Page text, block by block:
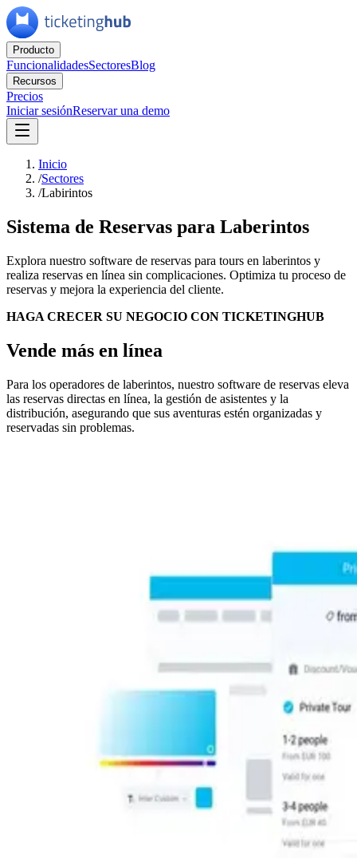
Producto
FuncionalidadesSectoresBlog
Recursos
Precios
Iniciar sesiónReservar una demo
Inicio
/Sectores
/Labirintos
Sistema de Reservas para Laberintos
Explora nuestro software de reservas para tours en laberintos y
realiza reservas en línea sin complicaciones. Optimiza tu proceso de
reservas y mejora la experiencia del cliente.
HAGA CRECER SU NEGOCIO CON TICKETINGHUB
Vende más en línea
Para los operadores de laberintos, nuestro software de reservas eleva
las reservas directas en línea, la gestión de asistentes y la
distribución, asegurando que sus aventuras estén organizadas y
reservadas sin problemas.